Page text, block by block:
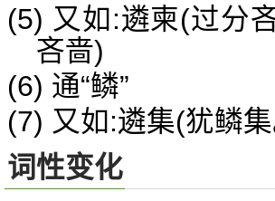
(5) 又如:遴柬(过分
吝啬)
(6) 通“鳞”
(7) 又如:遴集(犹鳞
词性变化